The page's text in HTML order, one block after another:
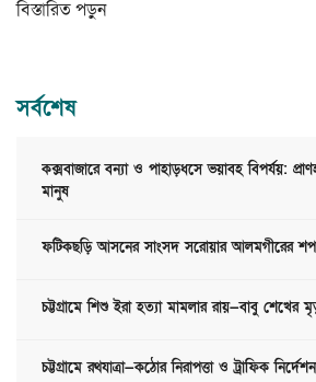
বিস্তারিত পড়ুন
সর্বশেষ
কক্সবাজারে বন্যা ও পাহাড়ধসে ভয়াবহ বিপর্যয়:
মানুষ
ফটিকছড়ি আসনের সাংসদ সরোয়ার আলমগীরের
চট্টগ্রামে শিশু ইরা হত্যা মামলার রায়—বাবু শেখের
চট্টগ্রামে রথযাত্রা—কঠোর নিরাপত্তা ও ট্রাফিক